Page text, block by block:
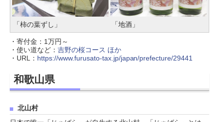
「柿の葉ずし」 「地酒」
・寄付金：1万円～
・使い道など： 吉野の桜コース ほか
・URL： https://www.furusato-tax.jp/japan/prefecture/29441
和歌山県
北山村